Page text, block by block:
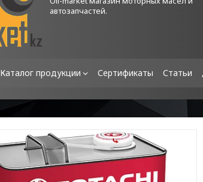
автозапчастей.
Каталог продукции Сертификаты Статьи